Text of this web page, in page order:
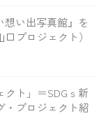
い出写真館』を
プロジェクト）
ト」＝SDGｓ新
・プロジェクト紹